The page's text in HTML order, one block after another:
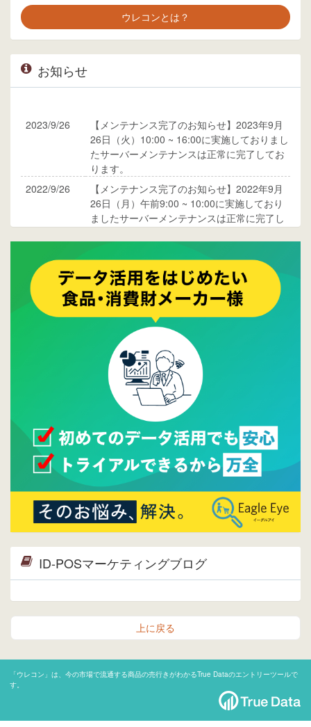
ウレコンとは？
お知らせ
2023/9/26
【メンテナンス完了のお知らせ】2023年9月
26日（火）10:00 ~ 16:00に実施しておりまし
たサーバーメンテナンスは正常に完了してお
ります。
2022/9/26
【メンテナンス完了のお知らせ】2022年9月
26日（月）午前9:00 ~ 10:00に実施しており
ましたサーバーメンテナンスは正常に完了し
ご覧ください。
2015/10/19
ウレコンのサイト機能を大幅バージョンアッ
プ。詳細はこちら。⇒告知ページへ
2015/09/28
ウレコンが機能拡充し、サイトリニューアル
しました。⇒
ウレコンFacebook
Facebookページを開設しました。詳細は
ら。
ウレコンサイトリリースしました。
ID-POSマーケティングブログ
上に戻る
「ウレコン」は、今の市場で流通する商品の売行きがわかるTrue Dataのエントリーツールで
す。